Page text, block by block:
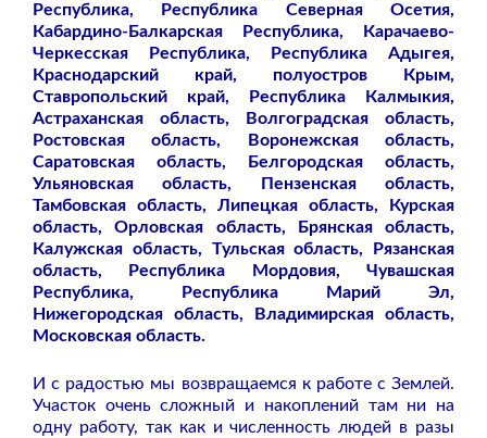
Республика, Республика Северная Осетия,
Кабардино-Балкарская Республика, Карачаево-
Черкесская Республика, Республика Адыгея,
Краснодарский край, полуостров Крым,
Ставропольский край, Республика Калмыкия,
Астраханская область, Волгоградская область,
Ростовская область, Воронежская область,
Саратовская область, Белгородская область,
Ульяновская область, Пензенская область,
Тамбовская область, Липецкая область, Курская
область, Орловская область, Брянская область,
Калужская область, Тульская область, Рязанская
область, Республика Мордовия, Чувашская
Республика, Республика Марий Эл,
Нижегородская область, Владимирская область,
Московская область.
И с радостью мы возвращаемся к работе с Землей.
Участок очень сложный и накоплений там ни на
одну работу, так как и численность людей в разы